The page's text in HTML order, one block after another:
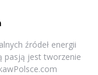
źródeł energii
pasją jest tworzenie